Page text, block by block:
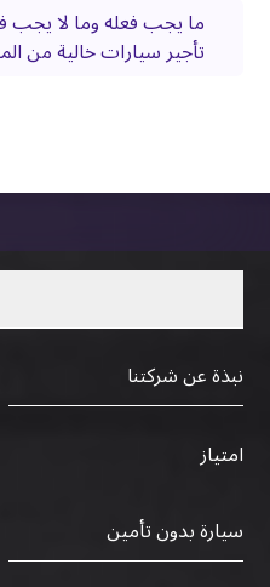
ما يجب فعله وما لا يجب
تأجير سيارات خالية من
نبذة عن شركتنا
امتياز
سيارة بدون تأمين